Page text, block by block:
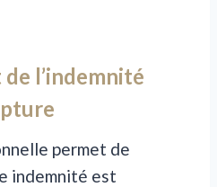
l’indemnité
permet de
indemnité est